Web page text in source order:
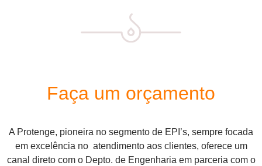
Faça um orçamento
A Protenge, pioneira no segmento de EPI’s, sempre focada
em excelência no atendimento aos clientes, oferece um
canal direto com o Depto. de Engenharia em parceria com o